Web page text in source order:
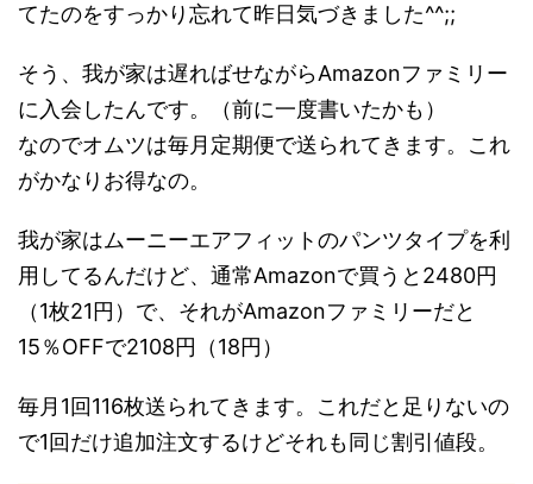
てたのをすっかり忘れて昨日気づきました^^;;
そう、我が家は遅ればせながらAmazonファミリー
に入会したんです。（前に一度書いたかも）
なのでオムツは毎月定期便で送られてきます。これ
がかなりお得なの。
我が家はムーニーエアフィットのパンツタイプを利
用してるんだけど、通常Amazonで買うと2480円
（1枚21円）で、それがAmazonファミリーだと
15％OFFで2108円（18円）
毎月1回116枚送られてきます。これだと足りないの
で1回だけ追加注文するけどそれも同じ割引値段。